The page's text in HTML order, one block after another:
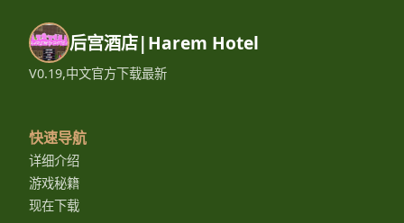
后宫酒店|Harem Hotel
V0.19,中文官方下载最新
快速导航
详细介绍
游戏秘籍
现在下载